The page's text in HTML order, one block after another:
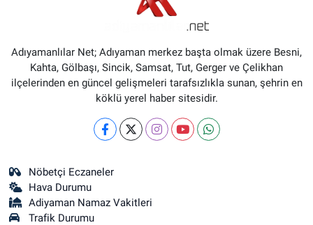
Adıyamanlılar Net; Adıyaman merkez başta olmak üzere Besni,
Kahta, Gölbaşı, Sincik, Samsat, Tut, Gerger ve Çelikhan
ilçelerinden en güncel gelişmeleri tarafsızlıkla sunan, şehrin en
köklü yerel haber sitesidir.
Nöbetçi Eczaneler
Hava Durumu
Adiyaman Namaz Vakitleri
Trafik Durumu